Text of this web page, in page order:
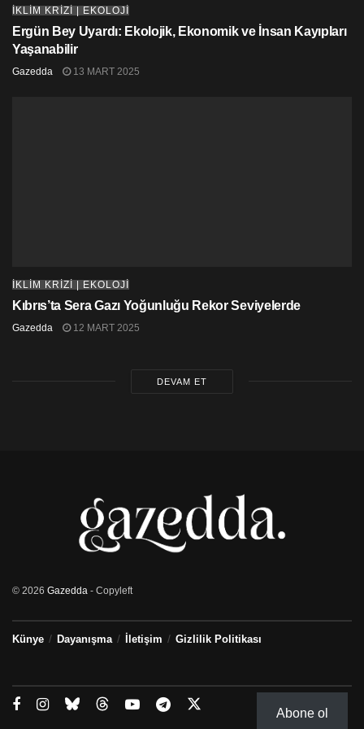
İKLİM KRİZİ | EKOLOJİ
Ergün Bey Uyardı: Ekolojik, Ekonomik ve İnsan Kayıpları
Yaşanabilir
Gazedda 13 MART 2025
İKLİM KRİZİ | EKOLOJİ
Kıbrıs’ta Sera Gazı Yoğunluğu Rekor Seviyelerde
Gazedda 12 MART 2025
DEVAM ET
© 2026 Gazedda - Copyleft
Künye Dayanışma İletişim Gizlilik Politikası
Abone ol